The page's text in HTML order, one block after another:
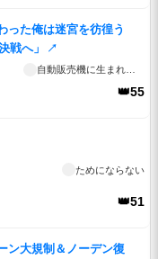
った俺は迷宮を彷徨う
戦へ」
↗
自動販売機に生まれ変わった俺は迷宮を彷徨う 3rd season
👑55
ためにならない
👑51
ン大規制＆ノーデン復